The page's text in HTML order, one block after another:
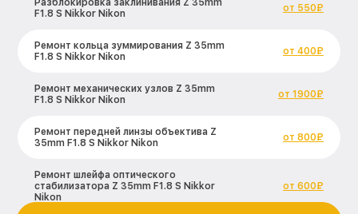
Разблокировка заклинивания Z 35mm
F1.8 S Nikkor Nikon
от 550₽
Ремонт кольца зуммирования Z 35mm
F1.8 S Nikkor Nikon
от 400₽
Ремонт механических узлов Z 35mm
F1.8 S Nikkor Nikon
от 1900₽
Ремонт передней линзы объектива Z
35mm F1.8 S Nikkor Nikon
от 800₽
Ремонт шлейфа оптического
стабилизатора Z 35mm F1.8 S Nikkor
Nikon
от 600₽